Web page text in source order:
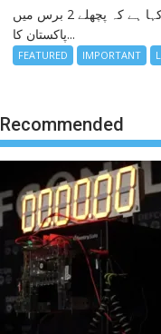
عالمی مالیاتی ادارے (آئی ایم ایف) نے کہا ہے کہ پچھلے 2 برس میں
پاکستان کا...
FEATURED IMPORTANT
Recommended